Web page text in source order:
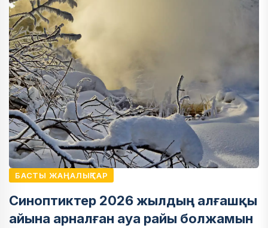
БАСТЫ ЖАҢАЛЫҚТАР
Синоптиктер 2026 жылдың алғашқы
айына арналған ауа райы болжамын